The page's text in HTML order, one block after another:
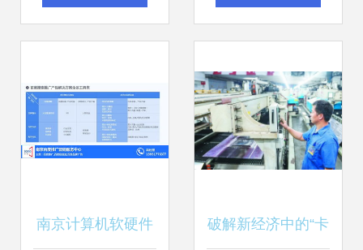
图片审核效率提升
罚，技术开发也需
规范
南京计算机软硬件 破解新经济中的“卡